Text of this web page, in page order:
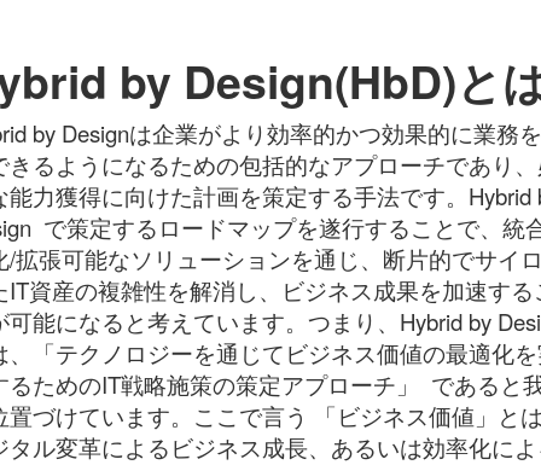
by Design(HbD)と
by Designは企業がより効率的かつ効果的に業務
きるようになるための包括的なアプローチであり
能力獲得に向けた計画を策定する手法です。Hybrid
で策定するロードマップを遂行することで、統
/拡張可能なソリューションを通じ、断片的でサイ
IT資産の複雑性を解消し、ビジネス成果を加速する
可能になると考えています。つまり、Hybrid by
、「テクノロジーを通じてビジネス価値の最適化
るためのIT戦略施策の策定アプローチ」 であると
置づけています。ここで言う 「ビジネス価値」と
タル変革によるビジネス成長、あるいは効率化に